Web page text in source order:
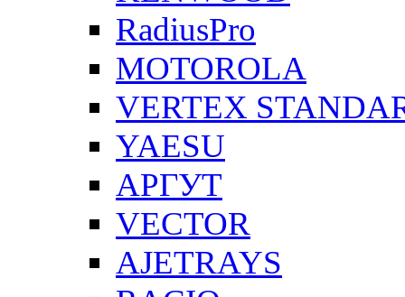
RadiusPro
MOTOROLA
VERTEX
YAESU
АРГУТ
VECTOR
AJETRAYS